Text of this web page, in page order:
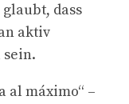
dass
aktiv
al máximo“ –